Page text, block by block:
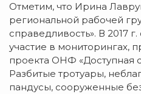
Отметим, что Ирина
региональной рабочей
справедливость». В 2017
участие в мониторингах,
проекта ОНФ «Доступная
Разбитые тротуары,
пандусы, сооруженные